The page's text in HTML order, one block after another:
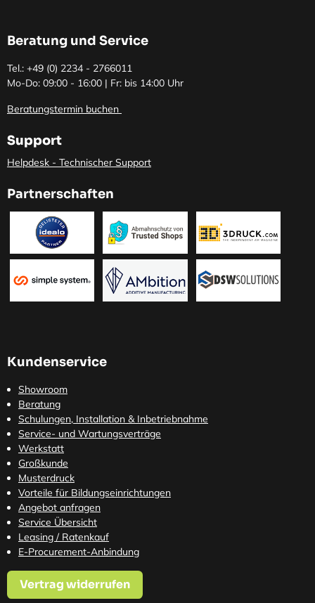
Beratung und Service
Tel.: +49 (0) 2234 - 2766011
Mo-Do: 09:00 - 16:00 | Fr: bis 14:00 Uhr
Beratungstermin buchen
Support
Helpdesk - Technischer Support
Partnerschaften
Kundenservice
Showroom
Beratung
Schulungen, Installation & Inbetriebnahme
Service- und Wartungsverträge
Werkstatt
Großkunde
Musterdruck
Vorteile für Bildungseinrichtungen
Angebot anfragen
Service Übersicht
Leasing / Ratenkauf
E-Procurement-Anbindung
Vertrag widerrufen